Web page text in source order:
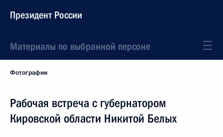
Президент России
Материалы по выбранной персоне
Фотографии
Рабочая встреча с губернатором
Кировской области Никитой Белых